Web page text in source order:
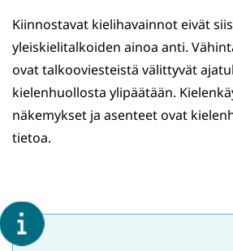
Kiinnostavat kielihavainnot eivät
yleiskielitalkoiden ainoa anti.
ovat talkooviesteistä välittyvät
kielenhuollosta ylipäätään.
näkemykset ja asenteet ovat
tietoa.